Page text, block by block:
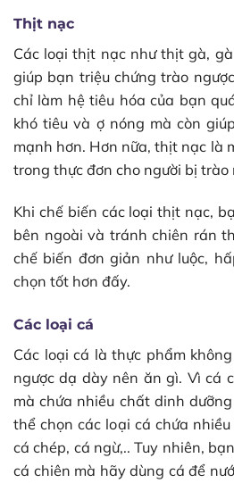
Thịt nạc
Các loại thịt nạc như thịt gà,
giúp bạn triệu chứng trào
chỉ làm hệ tiêu hóa của bạn
khó tiêu và ợ nóng mà còn
mạnh hơn. Hơn nữa, thịt nạc là
trong thực đơn cho người bị trào
Khi chế biến các loại thịt nạc,
bên ngoài và tránh chiên rán
chế biến đơn giản như luộc,
chọn tốt hơn đấy.
Các loại cá
Các loại cá là thực phẩm
ngược dạ dày nên ăn gì. Vì cá
mà chứa nhiều chất dinh
thể chọn các loại cá chứa
cá chép, cá ngừ,.. Tuy nhiên,
cá chiên mà hãy dùng cá để